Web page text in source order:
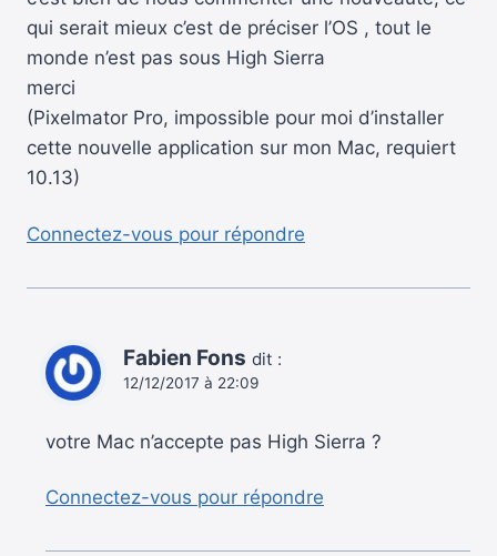
qui serait mieux c’est de préciser l’OS , tout le
monde n’est pas sous High Sierra
merci
(Pixelmator Pro, impossible pour moi d’installer
cette nouvelle application sur mon Mac, requiert
10.13)
Connectez-vous pour répondre
Fabien Fons dit :
12/12/2017 à 22:09
votre Mac n’accepte pas High Sierra ?
Connectez-vous pour répondre